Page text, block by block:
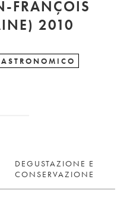
FRANÇOIS
2010
DEGUSTAZIONE E
CONSERVAZIONE